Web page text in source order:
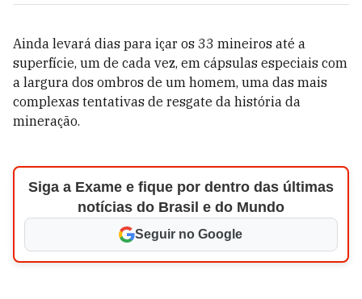
Ainda levará dias para içar os 33 mineiros até a
superfície, um de cada vez, em cápsulas especiais com
a largura dos ombros de um homem, uma das mais
complexas tentativas de resgate da história da
mineração.
Siga a Exame e fique por dentro das últimas
notícias do Brasil e do Mundo
Seguir no Google